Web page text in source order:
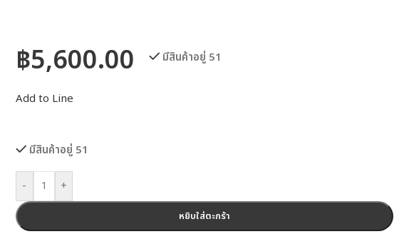
฿5,600.00 มีสินค้าอยู่ 51
Add to Line
มีสินค้าอยู่ 51
- +
หยิบใส่ตะกร้า